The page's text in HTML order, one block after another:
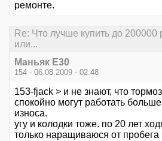
ремонте.
Re: Что лучше купить до
или...
Маньяк E30
154 - 06.08.2009 - 02:48
153-fjack > и не знают, что
спокойно могут работать
износа.
угу и колодки тоже. по 20 лет
только наращиваюся от пробега